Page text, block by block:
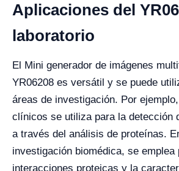
Aplicaciones del
laboratorio
El Mini generador de imágenes
YR06208 es versátil y se puede
áreas de investigación. Por
clínicos se utiliza para la detección
a través del análisis de proteínas.
investigación biomédica, se emplea
interacciones proteicas y la